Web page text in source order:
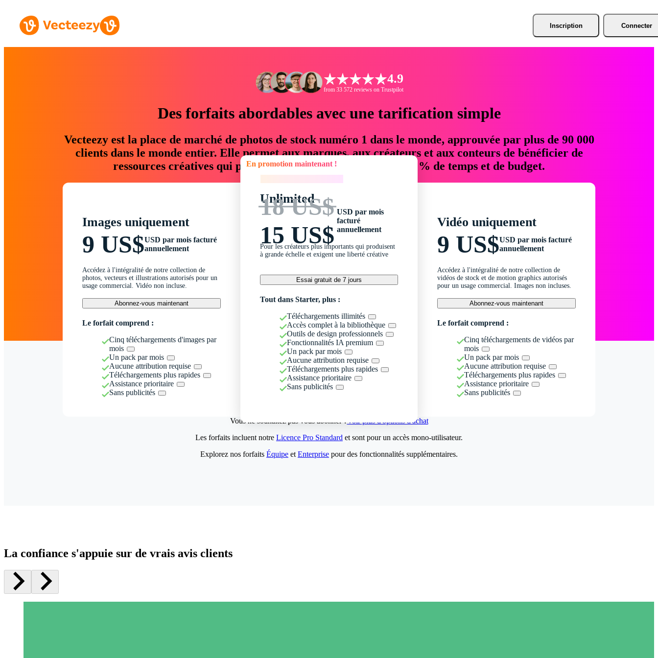
Inscription Connecter
4.9
from 33 572 reviews on Trustpilot
Des forfaits abordables avec une tarification simple
Vecteezy est la place de marché de photos de stock numéro 1 dans le monde, approuvée par plus de 90 000
clients dans le monde entier. Elle permet aux marques, aux créateurs et aux conteurs de bénéficier de
ressources créatives qui permettent d'économiser jusqu'à 76 % de temps et de budget.
Images uniquement
9 US$USD par mois facturé
annuellement
Accédez à l'intégralité de notre collection de
photos, vecteurs et illustrations autorisés pour un
usage commercial. Vidéo non incluse.
Abonnez-vous maintenant
Le forfait comprend :
Cinq téléchargements d'images par
mois
Un pack par mois
Aucune attribution requise
Téléchargements plus rapides
Assistance prioritaire
Sans publicités
En promotion maintenant !
Unlimited
18 US$
15 US$
USD par mois
facturé
annuellement
Pour les créateurs plus importants qui produisent
à grande échelle et exigent une liberté créative
Essai gratuit de 7 jours
Tout dans Starter, plus :
Téléchargements illimités
Accès complet à la bibliothèque
Outils de design professionnels
Fonctionnalités IA premium
Un pack par mois
Aucune attribution requise
Téléchargements plus rapides
Assistance prioritaire
Sans publicités
Vidéo uniquement
9 US$USD par mois facturé
annuellement
Accédez à l'intégralité de notre collection de
vidéos de stock et de motion graphics autorisés
pour un usage commercial. Images non incluses.
Abonnez-vous maintenant
Le forfait comprend :
Cinq téléchargements de vidéos par
mois
Un pack par mois
Aucune attribution requise
Téléchargements plus rapides
Assistance prioritaire
Sans publicités
Vous ne souhaitez pas vous abonner ?Voir plus d'options d'achat
Les forfaits incluent notre Licence Pro Standard et sont pour un accès mono-utilisateur.
Explorez nos forfaits Équipe et Enterprise pour des fonctionnalités supplémentaires.
La confiance s'appuie sur de vrais avis clients